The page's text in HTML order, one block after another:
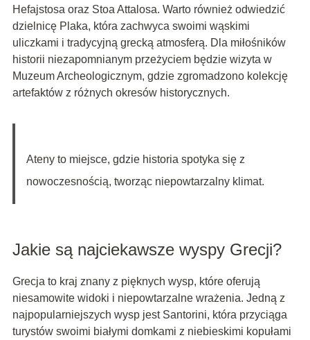
Hefajstosa oraz Stoa Attalosa. Warto również odwiedzić
dzielnicę Plaka, która zachwyca swoimi wąskimi
uliczkami i tradycyjną grecką atmosferą. Dla miłośników
historii niezapomnianym przeżyciem będzie wizyta w
Muzeum Archeologicznym, gdzie zgromadzono kolekcję
artefaktów z różnych okresów historycznych.
Ateny to miejsce, gdzie historia spotyka się z
nowoczesnością, tworząc niepowtarzalny klimat.
Jakie są najciekawsze wyspy Grecji?
Grecja to kraj znany z pięknych wysp, które oferują
niesamowite widoki i niepowtarzalne wrażenia. Jedną z
najpopularniejszych wysp jest Santorini, która przyciąga
turystów swoimi białymi domkami z niebieskimi kopułami